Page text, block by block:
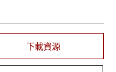
下載資源